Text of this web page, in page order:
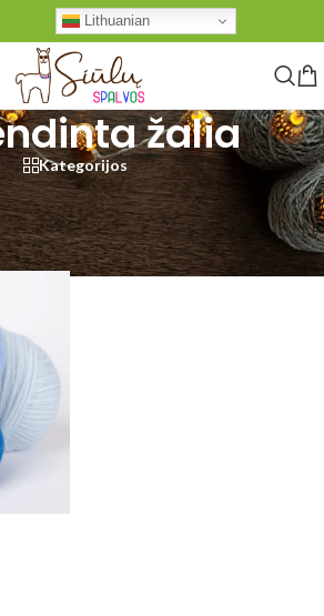
Lithuanian
žalia
Kategorijos
Air/12 sendinta žalia Rezultatų: 1
Rodyti 48 96 Visi